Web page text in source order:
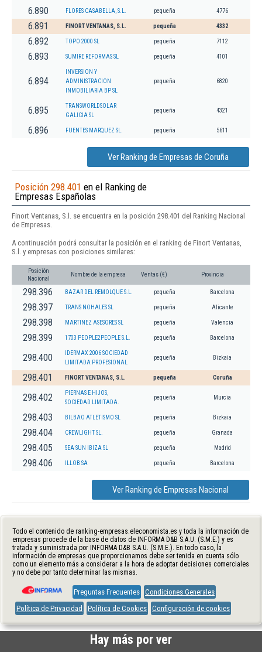
6.890 FLORES CASABELLA, S.L. pequeña 4776
6.891 FINORT VENTANAS, S.L. pequeña 4332
6.892 TOPO 2000 SL pequeña 7112
6.893 SUMIRE REFORMAS SL pequeña 4101
6.894
INVERSION Y
ADMINISTRACION
INMOBILIARIA BP SL
pequeña 6820
6.895
TRANSWORLDSOLAR
GALICIA SL
pequeña 4321
6.896 FUENTES MARQUEZ SL. pequeña 5611
Ver Ranking de Empresas de Coruña
Posición 298.401 en el Ranking de
Empresas Españolas
Finort Ventanas, S.l. se encuentra en la posición 298.401 del Ranking Nacional
de Empresas.
A continuación podrá consultar la posición en el ranking de Finort Ventanas,
S.l. y empresas con posiciones similares:
Posición
Nacional
Nombre de la empresa Ventas (€) Provincia
298.396 BAZAR DEL REMOLQUE S.L. pequeña Barcelona
298.397 TRANS NOHALES SL pequeña Alicante
298.398 MARTINEZ ASESORES SL pequeña Valencia
298.399 1703 PEOPLE2PEOPLE S.L. pequeña Barcelona
298.400
IDERMAX 2006 SOCIEDAD
LIMITADA PROFESIONAL
pequeña Bizkaia
298.401 FINORT VENTANAS, S.L. pequeña Coruña
298.402
PIERNAS E HIJOS,
SOCIEDAD LIMITADA.
pequeña Murcia
298.403 BILBAO ATLETISMO SL pequeña Bizkaia
298.404 CREWLIGHT SL. pequeña Granada
298.405 SEA SUN IBIZA SL pequeña Madrid
298.406 ILLOB SA pequeña Barcelona
Ver Ranking de Empresas Nacional
Todo el contenido de ranking-empresas.eleconomista.es y toda la información de
empresas procede de la base de datos de INFORMA D&B S.A.U. (S.M.E.) y es
tratada y suministrada por INFORMA D&B S.A.U. (S.M.E.). En todo caso, la
información de empresas que proporcionamos debe ser tenida en cuenta sólo
como un elemento más a considerar a la hora de adoptar decisiones comerciales
y no debe por tanto determinar las mismas.
Preguntas Frecuentes Condiciones Generales
Política de Privacidad
Política de Cookies Configuración de cookies
Hay más por ver